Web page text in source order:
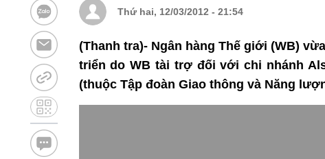
Thứ hai, 12/03/2012 - 21:54
(Thanh tra)- Ngân hàng Thế giới (WB)
triển do WB tài trợ đối với chi nhánh
(thuộc Tập đoàn Giao thông và Năng